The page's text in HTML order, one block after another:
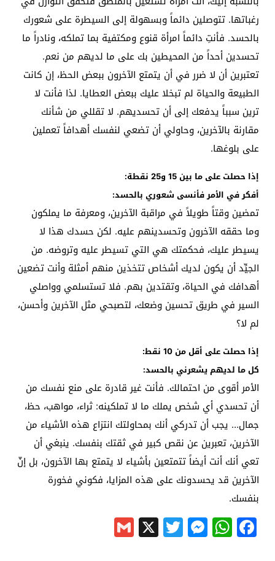
رغباتها. تتوصلين دائماً وبسهولة إلى السيطرة على شعورك
بالحسد. فأنتِ دائماً امرأة قنوع ومكتفية بما تملكه، ونادراً ما
تحسدين أحداً من المحيطين بك على ما لديهم من نعم.
تعتبرين أن لا ضرر في أن يتمتع الآخرون ببعض الحظ، إن كانت
الطبيعة والحياة لم تبخلا عليك ببعض العطايا. لذا فأنت لا
ترين سبباً يدفعك إلى أن تحسديهم. لا تقللي من شأنك
مقارنة بالآخرين، وحاولي أن تضعي لنفسك أهدافاً تعملين
على بلوغها.
إذا حصلت على ما بين 15 و25 نقطة:
أفكر في الأمر فأنسى شعوري بالحسد:
تمضين وقتاً طويلاً في مراقبة الآخرين، ومعرفة ما يملكون
وما حققه الآخرون وتحسدينهم عليه. لكن حسدك هذا لا
يسيطر عليك، فحكمتك هي التي تسيطر عليه وتروضه. من
الجيِّد أن يكون لديك أشخاص تتخذين منهم أمثلة وأنت تضعين
أهدافك في الحياة، وتقتدين بهم. فلا تستسلمي وواصلي
السير في طريق تحسين وضعك، لتصبحي مثل الآخرين وأحسن،
لم لا؟
إذا حصلت على أقل من 10 نقط:
كل ما لديهم يشعرني بالحسد:
الأمر أقوى من احتمالك. فأنت غير قادرة على منع نفسك من
أن تحسدي أي شخص يملك ما لا تملكينه: ثراء، مواهب، حظ،
جمال… يجب أن تدركي أنك بمحاولتك انتزاع هذه الأشياء من
الآخرين، تعبرين عن نقص كبير في ثقتك بنفسك. ينبغي أن
تعي أنك أنت أيضاً تتمتعين بأشياء لا يتمتع بها الآخرون، بل إنّ
الآخرين قد يحسدونك على هذه المزايا، فكوني فخورة
بنفسك.
Facebook
WhatsApp
Messenger
Twitter
X